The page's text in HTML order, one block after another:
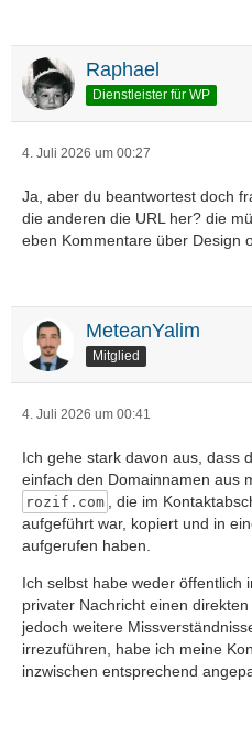
Raphael
Dienstleister für WP
4. Juli 2026 um 00:27
Ja, aber du beantwortest doch
die anderen die URL her? die
eben Kommentare über Design
MeteanYalim
Mitglied
4. Juli 2026 um 00:41
Ich gehe stark davon aus, dass
einfach den Domainnamen aus
rozif.com
, die im
aufgeführt war, kopiert und in
aufgerufen haben.
Ich selbst habe weder öffentlich
privater Nachricht einen
jedoch weitere
irrezuführen, habe ich meine
inzwischen entsprechend